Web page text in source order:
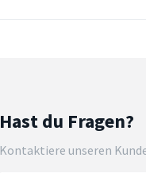
Hast du Fragen?
Kontaktiere unseren